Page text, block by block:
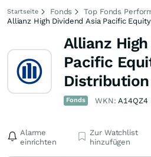
Startseite Fonds
Top Fonds
Allianz High Dividend Asia Pacific
Allianz
Pacific
Fonds WKN:A14QZ4
Alarme
einrichten
Zur Watchlist
hinzufügen